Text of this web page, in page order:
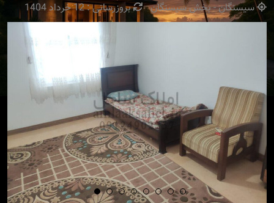
سیسنگان - بخش سیسنگان بروزرسانی : 12 خرداد 1404